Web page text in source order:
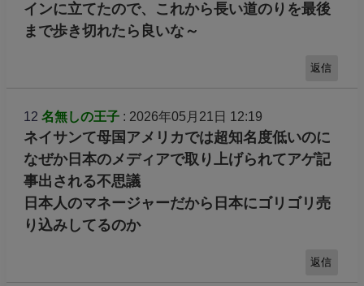
インに立てたので、これから長い道のりを最後
まで歩き切れたら良いな～
返信
12 名無しの王子: 2026年05月21日 12:19
ネイサンて母国アメリカでは超知名度低いのに
なぜか日本のメディアで取り上げられてアゲ記
事出される不思議
日本人のマネージャーだから日本にゴリゴリ売
り込みしてるのか
返信